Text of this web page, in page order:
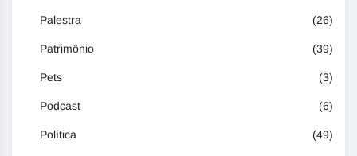
Palestra (26)
Patrimônio (39)
Pets (3)
Podcast (6)
Política (49)